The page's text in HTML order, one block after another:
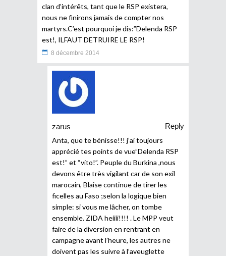
clan d’intérêts, tant que le RSP existera,
nous ne finirons jamais de compter nos
martyrs.C’est pourquoi je dis:”Delenda RSP
est!, ILFAUT DETRUIRE LE RSP!
8 décembre 2014
zarus
Reply
Anta, que te bénisse!!! j’ai toujours
apprécié tes points de vue”Delenda RSP
est!” et “vito!”. Peuple du Burkina ,nous
devons être très vigilant car de son exil
marocain, Blaise continue de tirer les
ficelles au Faso ;selon la logique bien
simple: si vous me lâcher, on tombe
ensemble. ZIDA heiiii!!!! . Le MPP veut
faire de la diversion en rentrant en
campagne avant l’heure, les autres ne
doivent pas les suivre à l’aveuglette